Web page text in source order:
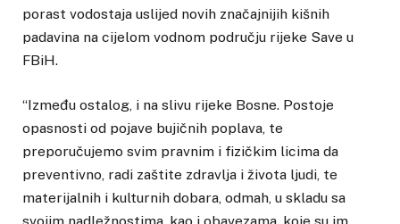
porast vodostaja uslijed novih značajnijih kišnih
padavina na cijelom vodnom području rijeke Save u
FBiH.
“Između ostalog, i na slivu rijeke Bosne. Postoje
opasnosti od pojave bujičnih poplava, te
preporučujemo svim pravnim i fizičkim licima da
preventivno, radi zaštite zdravlja i života ljudi, te
materijalnih i kulturnih dobara, odmah, u skladu sa